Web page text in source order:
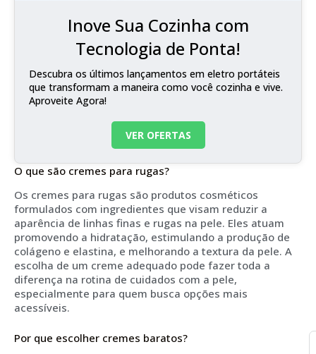
Inove Sua Cozinha com
Tecnologia de Ponta!
Descubra os últimos lançamentos em eletro portáteis
que transformam a maneira como você cozinha e vive.
Aproveite Agora!
VER OFERTAS
O que são cremes para rugas?
Os cremes para rugas são produtos cosméticos
formulados com ingredientes que visam reduzir a
aparência de linhas finas e rugas na pele. Eles atuam
promovendo a hidratação, estimulando a produção de
colágeno e elastina, e melhorando a textura da pele. A
escolha de um creme adequado pode fazer toda a
diferença na rotina de cuidados com a pele,
especialmente para quem busca opções mais
acessíveis.
Por que escolher cremes baratos?